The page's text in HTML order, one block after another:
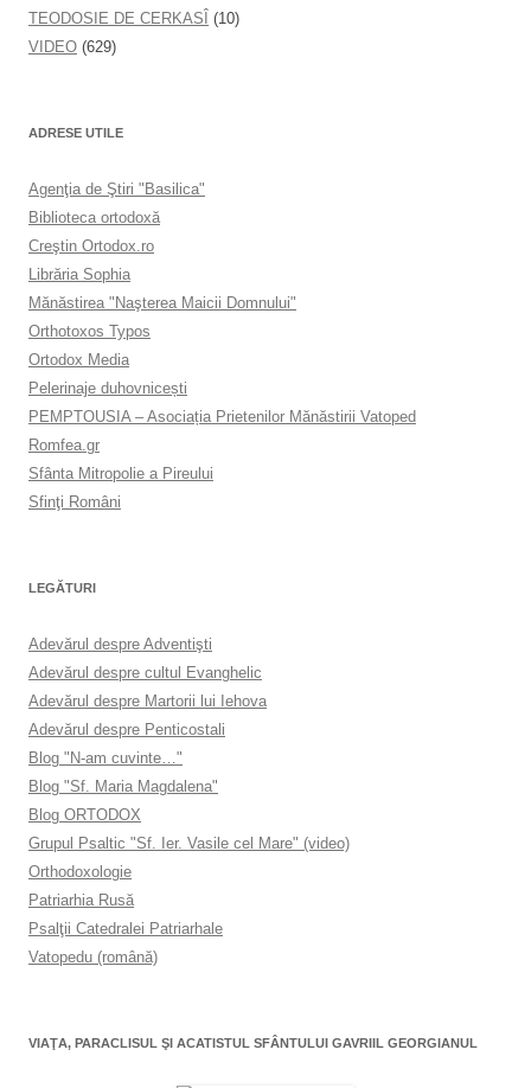
TEODOSIE DE CERKASÎ (10)
VIDEO (629)
ADRESE UTILE
Agenţia de Ştiri "Basilica"
Biblioteca ortodoxă
Creştin Ortodox.ro
Librăria Sophia
Mănăstirea "Naşterea Maicii Domnului"
Orthotoxos Typos
Ortodox Media
Pelerinaje duhovnicești
PEMPTOUSIA – Asociația Prietenilor Mănăstirii Vatoped
Romfea.gr
Sfânta Mitropolie a Pireului
Sfinţi Români
LEGĂTURI
Adevărul despre Adventişti
Adevărul despre cultul Evanghelic
Adevărul despre Martorii lui Iehova
Adevărul despre Penticostali
Blog "N-am cuvinte…"
Blog "Sf. Maria Magdalena"
Blog ORTODOX
Grupul Psaltic "Sf. Ier. Vasile cel Mare" (video)
Orthodoxologie
Patriarhia Rusă
Psalţii Catedralei Patriarhale
Vatopedu (română)
VIAŢA, PARACLISUL ŞI ACATISTUL SFÂNTULUI GAVRIIL GEORGIANUL